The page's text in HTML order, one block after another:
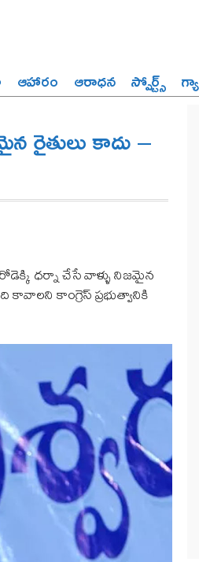
ఆహారం ఆరాధన స్పోర్ట్స్‌
కాదు –
ధర్నా చేసే వాళ్ళు నిజమైన
కావాలని కాంగ్రెస్ ప్రభుత్వానికి